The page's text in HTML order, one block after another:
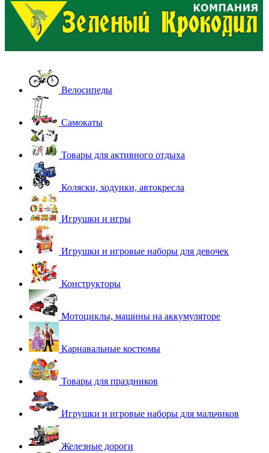
Велосипеды
Самокаты
Товары для активного отдыха
Коляски, ходунки, автокресла
Игрушки и игры
Игрушки и игровые наборы для девочек
Конструкторы
Мотоциклы, машины на аккумуляторе
Карнавальные костюмы
Товары для праздников
Игрушки и игровые наборы для мальчиков
Железные дороги